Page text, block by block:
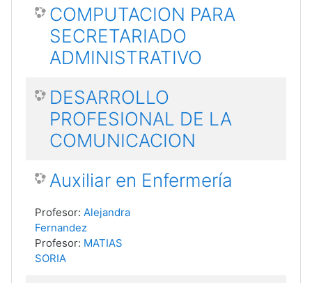
COMPUTACION PARA
SECRETARIADO
ADMINISTRATIVO
DESARROLLO
PROFESIONAL DE LA
COMUNICACION
Auxiliar en Enfermería
Profesor: Alejandra
Fernandez
Profesor: MATIAS
SORIA